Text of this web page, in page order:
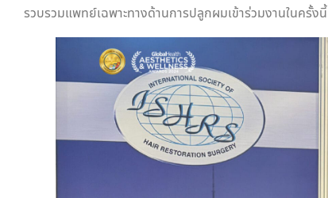
รวบรวมแพทย์เฉพาะทางด้านการปลูกผมเข้าร่วมงานในครั้งนี้